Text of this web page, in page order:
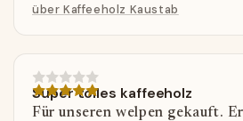
über Kaffeeholz Kaustab
Super tolles kaffeeholz
Für unseren welpen gekauft.